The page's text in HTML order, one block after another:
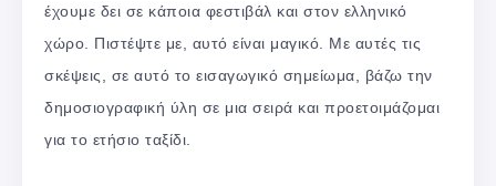
έχουμε δει σε κάποια φεστιβάλ και στον ελληνικό
χώρο. Πιστέψτε με, αυτό είναι μαγικό. Με αυτές τις
σκέψεις, σε αυτό το εισαγωγικό σημείωμα, βάζω την
δημοσιογραφική ύλη σε μια σειρά και προετοιμάζομαι
για το ετήσιο ταξίδι.